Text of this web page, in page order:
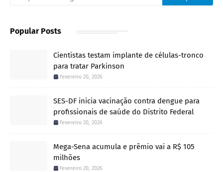
Popular Posts
Cientistas testam implante de células-tronco
para tratar Parkinson
fevereiro 20, 2026
SES-DF inicia vacinação contra dengue para
profissionais de saúde do Distrito Federal
fevereiro 20, 2026
Mega-Sena acumula e prêmio vai a R$ 105
milhões
fevereiro 20, 2026